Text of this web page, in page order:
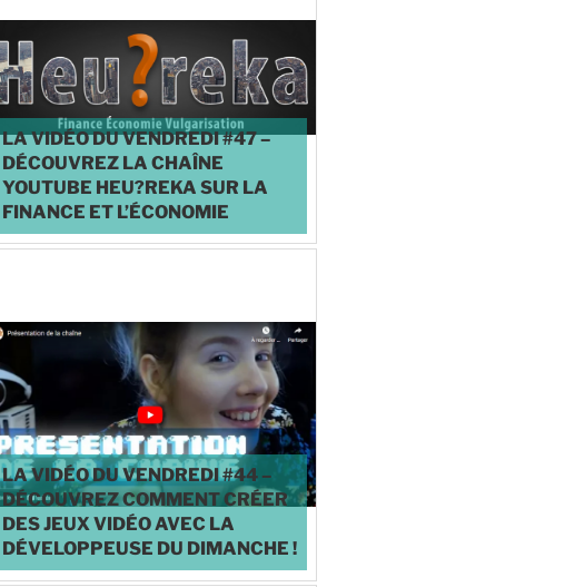
LA VIDÉO DU VENDREDI #47 –
DÉCOUVREZ LA CHAÎNE
YOUTUBE HEU?REKA SUR LA
FINANCE ET L’ÉCONOMIE
LA VIDÉO DU VENDREDI #44 –
DÉCOUVREZ COMMENT CRÉER
DES JEUX VIDÉO AVEC LA
DÉVELOPPEUSE DU DIMANCHE !